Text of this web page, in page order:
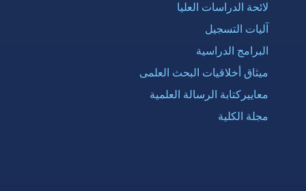
لائحة الدراسات العليا
آليات التسجيل
البرامج الدراسية
ميثاق أخلاقيات البحث العلمى
معاييركتابة الرسالة العلمية
مجلة الكلية